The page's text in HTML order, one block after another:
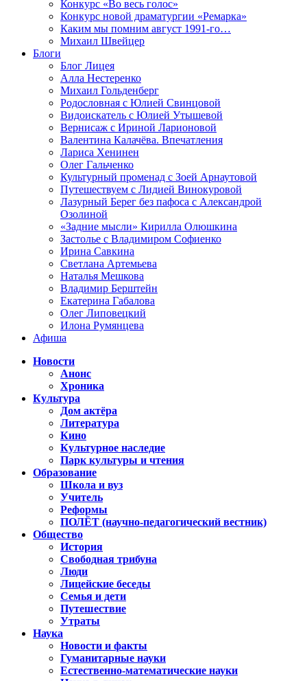
Конкурс «Во весь голос»
Конкурс новой драматургии «Ремарка»
Каким мы помним август 1991-го…
Михаил Швейцер
Блоги
Блог Лицея
Алла Нестеренко
Михаил Гольденберг
Родословная с Юлией Свинцовой
Видоискатель с Юлией Утышевой
Вернисаж с Ириной Ларионовой
Валентина Калачёва. Впечатления
Лариса Хенинен
Олег Гальченко
Культурный променад с Зоей Арнаутовой
Путешествуем с Лидией Винокуровой
Лазурный Берег без пафоса с Александрой
Озолиной
«Задние мысли» Кирилла Олюшкина
Застолье с Владимиром Софиенко
Ирина Савкина
Светлана Артемьева
Наталья Мешкова
Владимир Берштейн
Екатерина Габалова
Олег Липовецкий
Илона Румянцева
Афиша
Новости
Анонс
Хроника
Культура
Дом актёра
Литература
Кино
Культурное наследие
Парк культуры и чтения
Образование
Школа и вуз
Учитель
Реформы
ПОЛЁТ (научно-педагогический вестник)
Общество
История
Свободная трибуна
Люди
Лицейские беседы
Семья и дети
Путешествие
Утраты
Наука
Новости и факты
Гуманитарные науки
Естественно-математические науки